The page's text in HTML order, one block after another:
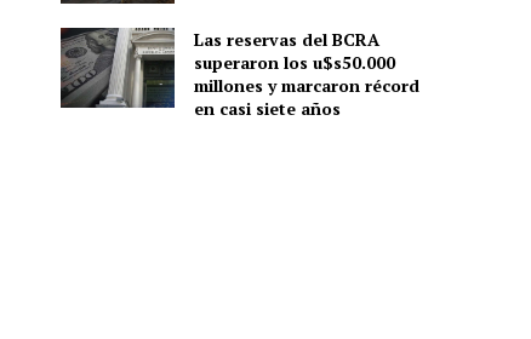
Las reservas del BCRA
superaron los u$s50.000
millones y marcaron récord
en casi siete años